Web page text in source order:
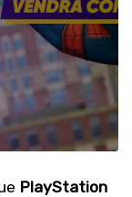
PlayStation